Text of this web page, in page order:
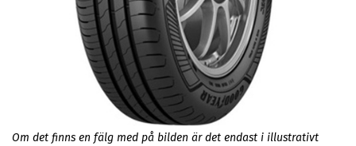
Om det finns en fälg med på bilden är det endast i illustrativt